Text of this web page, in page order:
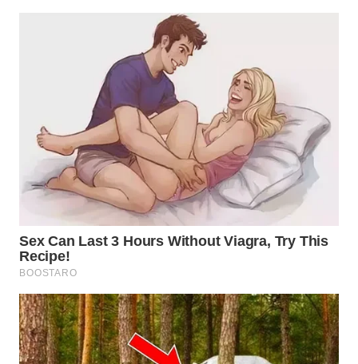
BINJAI
WN
CIREBON
WN
INDRAMAYU
WN
KUNINGAN
WN